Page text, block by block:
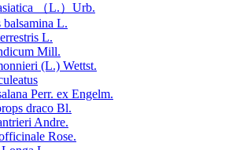
（L.）Urb.
balsamina L.
L.
Mill.
(L.) Wettst.
Perr. ex Engelm.
draco Bl.
Andre.
Rose.